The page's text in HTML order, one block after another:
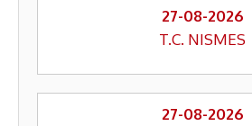
27-08-2026
T.C. NISMES
27-08-2026